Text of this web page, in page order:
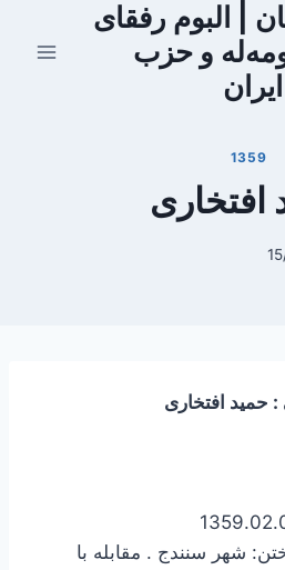
| البوم رفقای
و حزب
1359
افتخاری
: حمید افتخاری
شهر سنندج . مقابله با